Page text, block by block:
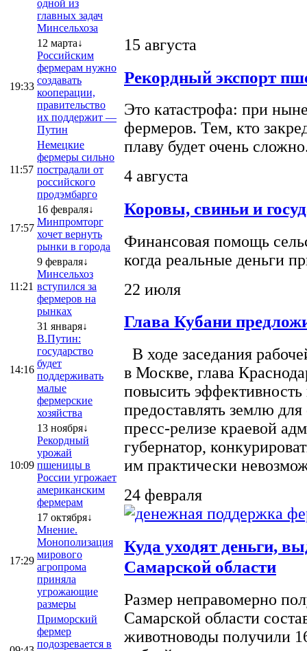
одной из
главных задач
Минсельхоза
19:33
12 марта↓
Российским
фермерам нужно
создавать
кооперации,
правительство
их поддержит —
Путин
11:57
Немецкие
фермеры сильно
пострадали от
российского
продэмбарго
17:57
16 февраля↓
Минпромторг
хочет вернуть
рынки в города
11:21
9 февраля↓
Минсельхоз
вступился за
фермеров на
рынках
14:16
31 января↓
В.Путин:
государство
будет
поддерживать
малые
фермерские
хозяйства
10:09
13 ноября↓
Рекордный
урожай
пшеницы в
России угрожает
американским
фермерам
17:29
17 октября↓
Мнение.
Монополизация
мирового
агропрома
приняла
угрожающие
размеры
Приморский
фермер
подозревается в
15 августа
Рекордный экспорт
Это катастрофа: при
фермеров. Тем, кто
плаву будет очень
4 августа
Коровы, свиньи и
Финансовая помощь
когда реальные деньги
22 июля
Глава Кубани
В ходе заседания
в Москве, глава
повысить эффективность
предоставлять землю
пресс-релизе краевой
губернатор,
им практически
24 февраля
Куда уходят деньги,
Самарской области
Размер неправомерно
Самарской области
животноводы получили